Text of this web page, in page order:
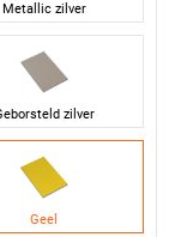
Metallic zilver
zilver
Geel